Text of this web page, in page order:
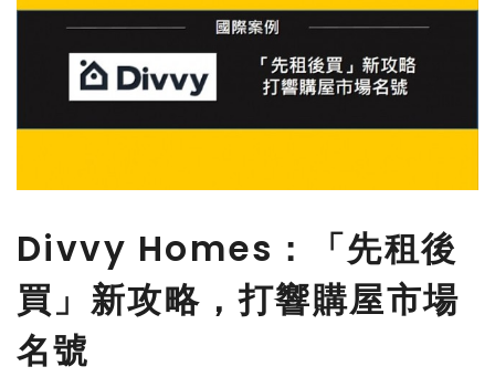
Divvy Homes：「先租後
買」新攻略，打響購屋市場
名號